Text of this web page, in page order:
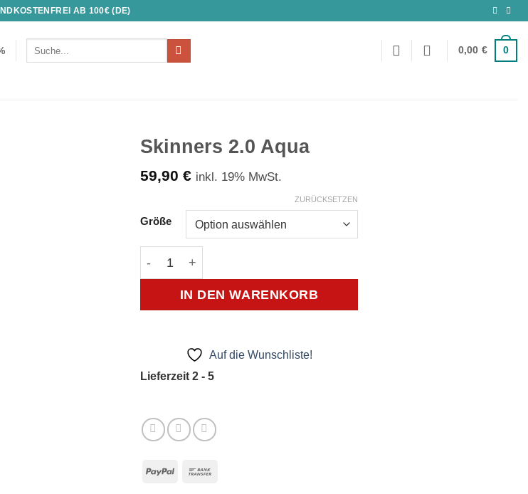
AB 100€ (DE)
0,00€ 0
Skinners 2.0 Aqua
59,90 € inkl. 19% MwSt.
Größe
ZURÜCKSETZEN
IN DEN WARENKORB
Auf die Wunschliste!
Lieferzeit 2 - 5
PayPal